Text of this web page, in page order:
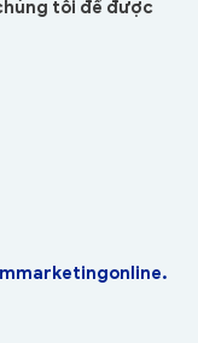
tôi để được